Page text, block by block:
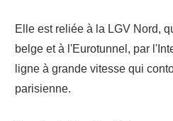
Elle est reliée à la LGV Nord,
belge et à l'Eurotunnel, par
ligne à grande vitesse qui
parisienne.